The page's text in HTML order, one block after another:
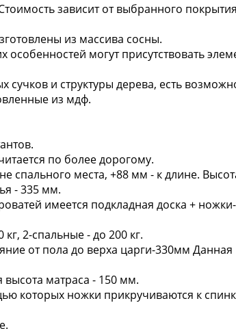
зависит от выбранного
из массива сосны.
особенностей могут присутствовать
сучков и структуры дерева, есть
из мдф.
по более дорогому.
спального места, +88 мм - к длине.
- 335 мм.
имеется подкладная доска + ножки-
2-спальные - до 200 кг.
от пола до верха царги-330мм Данная
высота матраса - 150 мм.
которых ножки прикручиваются к